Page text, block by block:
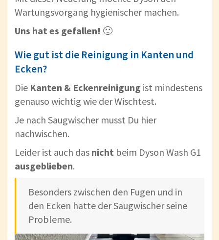
Wartungsvorgang hygienischer machen.
Uns hat es gefallen! 🙂
Wie gut ist die Reinigung in Kanten und
Ecken?
Die Kanten & Eckenreinigung ist mindestens
genauso wichtig wie der Wischtest.
Je nach Saugwischer musst Du hier
nachwischen.
Leider ist auch das nicht beim Dyson Wash G1
ausgeblieben.
Besonders zwischen den Fugen und in
den Ecken hatte der Saugwischer seine
Probleme.